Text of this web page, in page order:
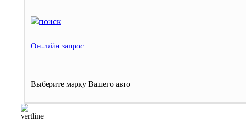
Он-лайн запрос
Выберите марку Вашего авто